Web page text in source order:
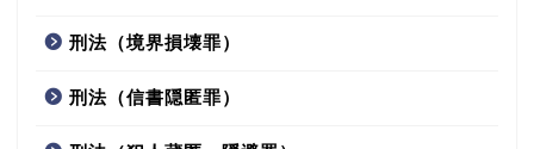
刑法（境界損壊罪）
刑法（信書隠匿罪）